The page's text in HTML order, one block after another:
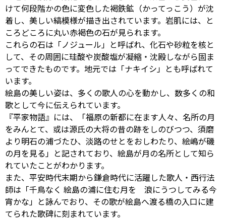
けて何段階かの色に変色した褐鉄鉱（かってっこう）が沈
着し、美しい縞模様が描き出されています。岩肌には、と
ころどころに丸い赤褐色の石が見られます。
これらの石は「ノジュール」と呼ばれ、化石や砂粒を核と
して、その周囲に珪酸や炭酸塩が凝縮・沈殿しながら固ま
ってできたものです。地元では「ナキイシ」とも呼ばれて
います。
絵島の美しい姿は、多くの歌人の心を動かし、数多くの和
歌として今に伝えられています。
『平家物語』には、「福原の新都に在ます人々、名所の月
をみんとて、或は源氏の大将の昔の跡をしのびつつ、須磨
より明石の浦づたひ、淡路のせとをおしわたり、絵嶋が磯
の月を見る」と記されており、絵島が月の名所として知ら
れていたことがわかります。
また、平安時代末期から鎌倉時代に活躍した歌人・西行法
師は「千鳥なく 絵島の浦に住む月を 浪にうつしてみる今
宵かな」と詠んでおり、その歌が絵島へ渡る橋の入口に建
てられた歌碑に刻まれています。